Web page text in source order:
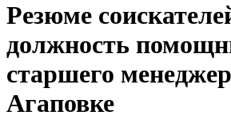
Резюме
должность
старшего
Агаповке